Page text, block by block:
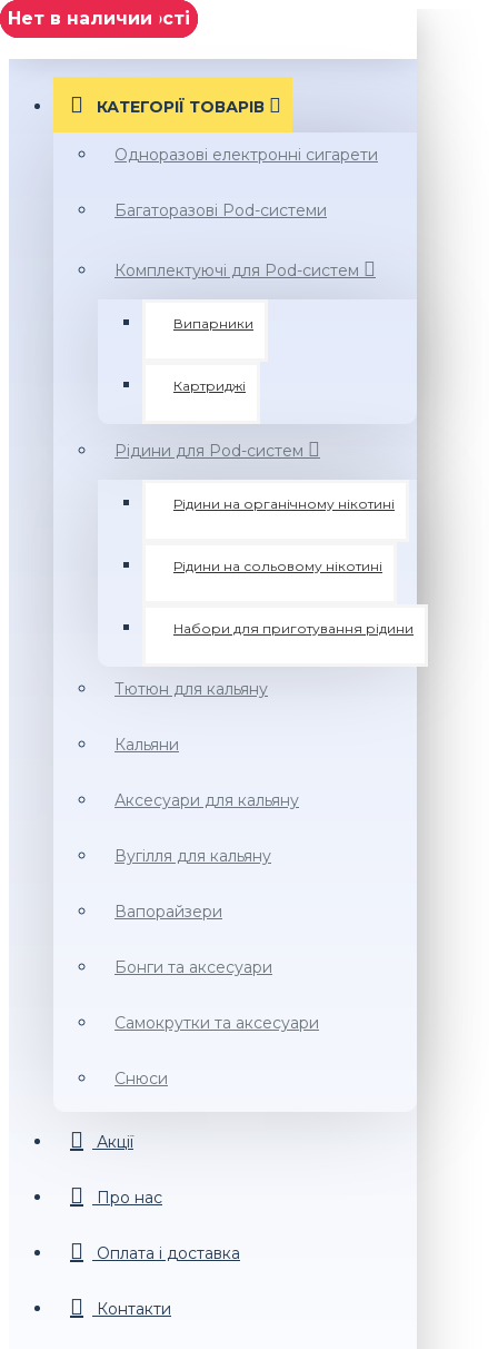
Hookah
Shop
МЕНЮ
КАТЕГОРІЇ ТОВАРIВ
Одноразові електронні сигарети
Багаторазові Pod-системи
Комплектуючі для Pod-систем
Випарники
Картриджі
Рідини для Pod-систем
Рідини на органічному нікотині
Рідини на сольовому нікотині
Набори для приготування рідини
Тютюн для кальяну
Кальяни
Аксесуари для кальяну
Вугілля для кальяну
Вапорайзери
Бонги та аксесуари
Самокрутки та аксесуари
Снюси
Акції
Про нас
Оплата і доставка
Контакти
немає в наявності
немає в наявності
немає в наявності
немає в наявності
Нет в наличии